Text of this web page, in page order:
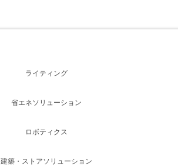
ライティング
省エネソリューション
ロボティクス
建築・ストアソリューション